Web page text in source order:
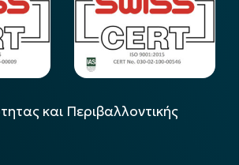
και Περιβαλλοντικής